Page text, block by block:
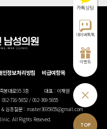
카톡상담
네이버톡톡
이벤트
TOP
인정보처리방침 비급여항목
봉대로95 3층
대표 : 이재원
062-716-5852 / 062-369-5855
& 심층질문 : master3695855@gmail.com
All Rights Reseved.